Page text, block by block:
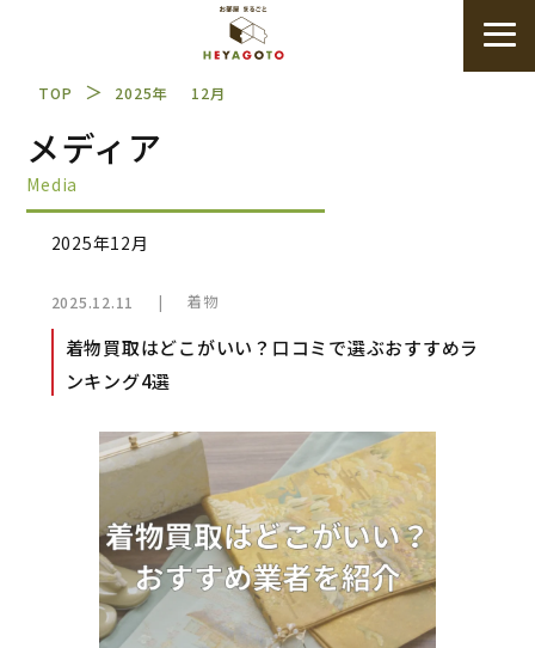
TOP ＞ 2025年 12月
メディア
Media
2025年12月
2025.12.11 | 着物
着物買取はどこがいい？口コミで選ぶおすすめラ
ンキング4選